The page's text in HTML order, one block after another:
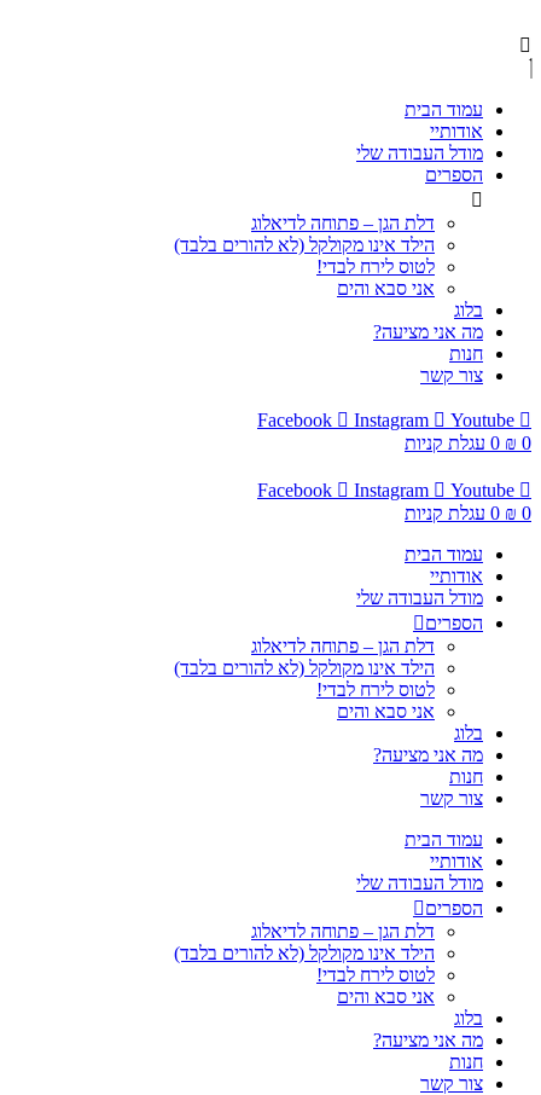
עמוד הבית
אודותיי
מודל העבודה שלי
הספרים
דלת הגן – פתוחה לדיאלוג
הילד אינו מקולקל (לא להורים בלבד)
לטוס לירח לבדי!
אני סבא והים
בלוג
מה אני מציעה?
חנות
צור קשר
Facebook Instagram
Youtube
₪ 0
0 עגלת קניות
Facebook Instagram
Youtube
₪ 0
0 עגלת קניות
עמוד הבית
אודותיי
מודל העבודה שלי
הספרים
דלת הגן – פתוחה לדיאלוג
הילד אינו מקולקל (לא להורים בלבד)
לטוס לירח לבדי!
אני סבא והים
בלוג
מה אני מציעה?
חנות
צור קשר
עמוד הבית
אודותיי
מודל העבודה שלי
הספרים
דלת הגן – פתוחה לדיאלוג
הילד אינו מקולקל (לא להורים בלבד)
לטוס לירח לבדי!
אני סבא והים
בלוג
מה אני מציעה?
חנות
צור קשר